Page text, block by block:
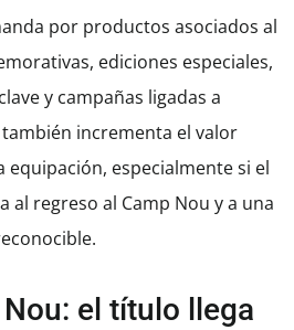
por productos asociados al
ediciones especiales,
y campañas ligadas a
incrementa el valor
especialmente si el
al regreso al Camp Nou y a una
el título llega